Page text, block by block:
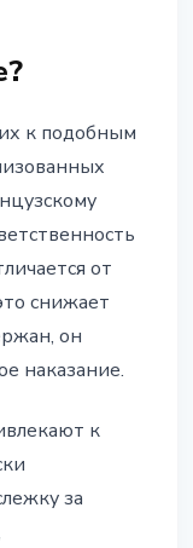
к подобным
от
снижает
он
наказание.
к
за